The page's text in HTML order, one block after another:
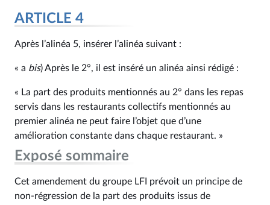
ARTICLE 4
Après l’alinéa 5, insérer l’alinéa suivant :
« a bis) Après le 2°, il est inséré un alinéa ainsi rédigé :
« La part des produits mentionnés au 2° dans les repas
servis dans les restaurants collectifs mentionnés au
premier alinéa ne peut faire l’objet que d’une
amélioration constante dans chaque restaurant. »
Exposé sommaire
Cet amendement du groupe LFI prévoit un principe de
non-régression de la part des produits issus de